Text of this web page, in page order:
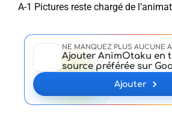
A-1 Pictures reste chargé de
NE MANQUEZ PLUS AUCUNE
Ajouter AnimOtaku en
source préférée sur
Ajouter